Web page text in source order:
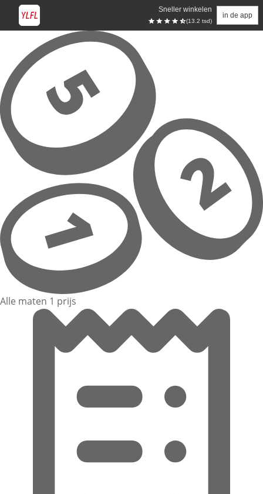
Sneller winkelen
(13.2 tsd)
in de app
Overslaan naar hoofdinhoud
Alle maten 1 prijs